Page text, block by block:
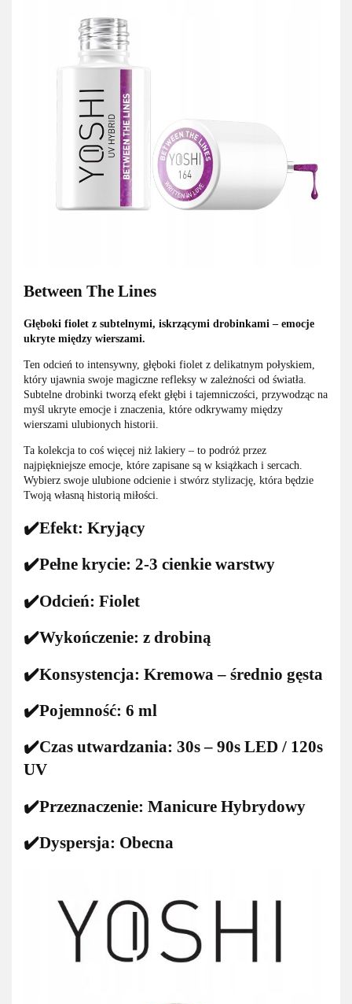
Between The Lines
Głęboki fiolet z subtelnymi, iskrzącymi drobinkami – emocje
ukryte między wierszami.
Ten odcień to intensywny, głęboki fiolet z delikatnym połyskiem,
który ujawnia swoje magiczne refleksy w zależności od światła.
Subtelne drobinki tworzą efekt głębi i tajemniczości, przywodząc na
myśl ukryte emocje i znaczenia, które odkrywamy między
wierszami ulubionych historii.
Ta kolekcja to coś więcej niż lakiery – to podróż przez
najpiękniejsze emocje, które zapisane są w książkach i sercach.
Wybierz swoje ulubione odcienie i stwórz stylizację, która będzie
Twoją własną historią miłości.
✔️Efekt: Kryjący
✔️Pełne krycie: 2-3 cienkie warstwy
✔️Odcień: Fiolet
✔️Wykończenie: z drobiną
✔️Konsystencja: Kremowa – średnio gęsta
✔️Pojemność: 6 ml
✔️Czas utwardzania: 30s – 90s LED / 120s
UV
✔️Przeznaczenie: Manicure Hybrydowy
✔️Dyspersja: Obecna